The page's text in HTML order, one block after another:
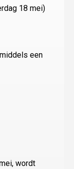
18 mei)
een
wordt